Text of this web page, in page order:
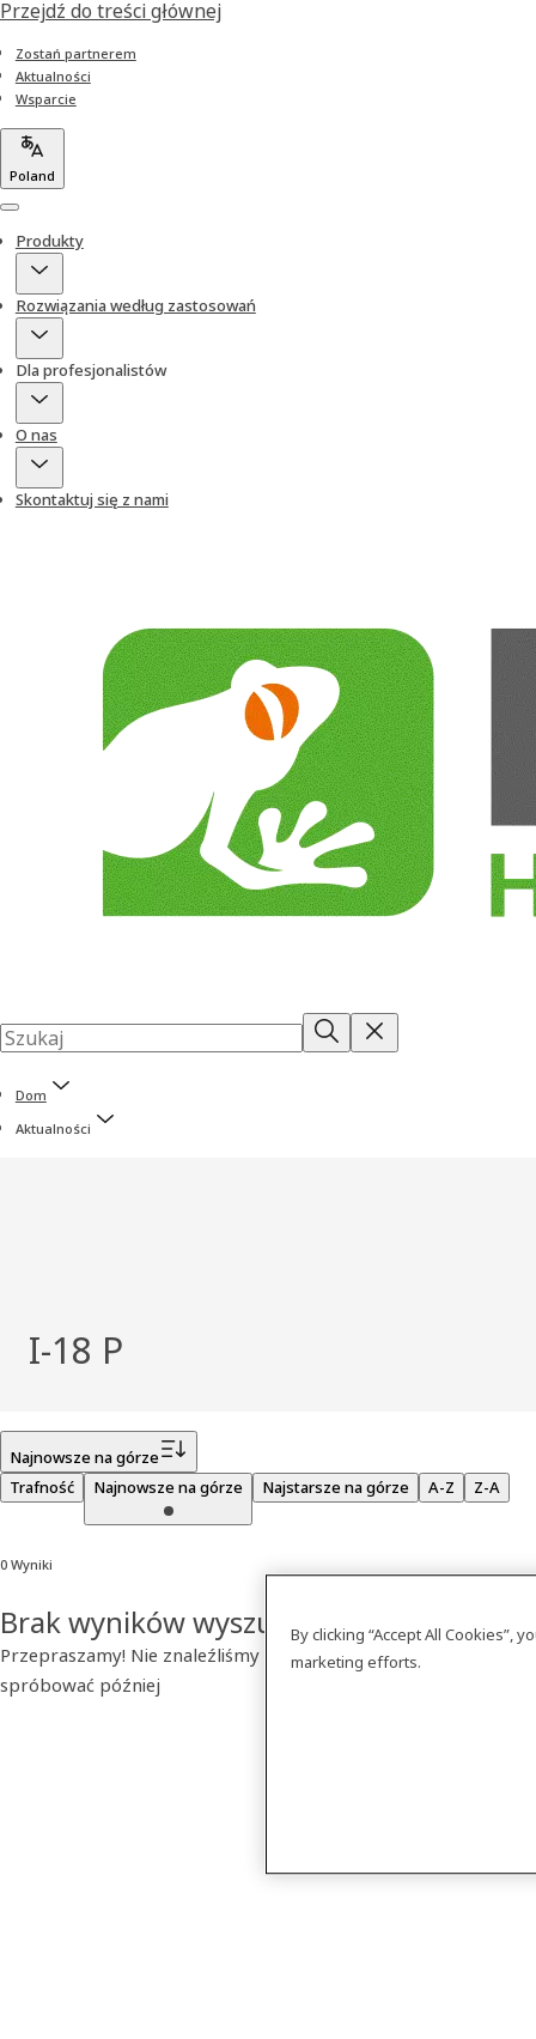
Przejdź do treści głównej
Zostań partnerem
Aktualności
Wsparcie
Poland
Menu
Produkty
Rozwiązania według zastosowań
Dla profesjonalistów
O nas
Skontaktuj się z nami
Dom
Aktualności
I-18 P
Najnowsze na górze
Trafność
Najnowsze na górze Najstarsze na górze A-Z Z-A
0 Wyniki
Brak wyników wyszukiwania
Przepraszamy! Nie znaleźliśmy szukanego produktu. Prosimy
spróbować później
By clicking “Accept All Cookies”,
marketing efforts.